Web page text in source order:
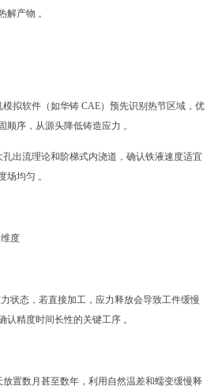
解产物 。
拟软件（如华铸 CAE）预先识别热节区域，优
序，从源头降低铸造应力 。
出流理论和阶梯式内浇道，确认铁液速度适宜
场均匀 。
度
状态，若直接加工，应力释放会导致工件缓慢
精度时间长性的关键工序 。
置数月甚至数年，利用自然温差和蠕变缓慢释